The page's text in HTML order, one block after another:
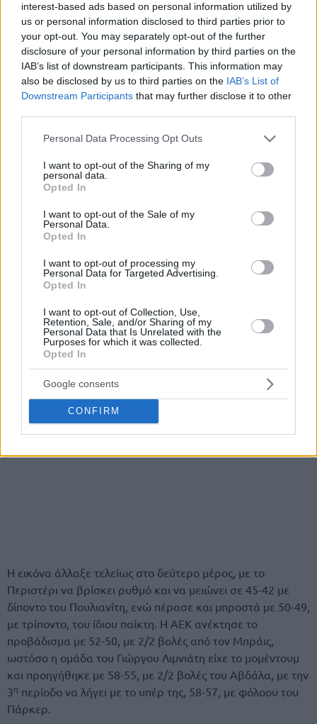
interest-based ads based on personal information utilized by
us or personal information disclosed to third parties prior to
your opt-out. You may separately opt-out of the further
disclosure of your personal information by third parties on the
IAB’s list of downstream participants. This information may
also be disclosed by us to third parties on the IAB’s List of
Downstream Participants that may further disclose it to other
Please note that this website/app uses one or more Google
not limited to your visit or usage behaviour. You may click to
grant or deny consent to Google and its third-party tags to
use your data for below specified purposes in below Google
consent section.
Personal Data Processing Opt Outs
I want to opt-out of the Sharing of my
personal data.
Opted In
I want to opt-out of the Sale of my
Personal Data.
Opted In
I want to opt-out of processing my
Personal Data for Targeted Advertising.
Opted In
I want to opt-out of Collection, Use,
Retention, Sale, and/or Sharing of my
Personal Data that Is Unrelated with the
Purposes for which it was collected.
Opted In
Google consents
CONFIRM
δίποντο του Χάρις και σε 31-23 με τρίποντο του Έντι. Η ΑΕΚ
έκανε 9-0 σερί και προηγήθηκε με +17, δηλαδή με 40-23,
έπειτα από τρίποντο του Χαμπ, ενώ ολοκλήρωσε το πρώτο
ημίχρονο με το υπέρ της, 44-31, με 1/2 βολές του Σκορδίλη.
Η εικόνα άλλαξε τελείως στο δεύτερο μέρος, με το
Περιστέρι να βρίσκει ρυθμό και να μειώνει σε 45-42 με
δίποντο του Πουλιανίτη, ενώ πέρασε και μπροστά με 50-49,
με τρίποντο, του ίδιου παίκτη. Η ΑΕΚ ανέκτησε το
προβάδισμα με 52-50, με 2/2 βολές από τον Μπράις,
ωστόσο η ομάδα του Γιώργου Λιμνιάτη είχε το μομέντουμ
και προηγήθηκε με 58-55, με 2/2 βολές του Αβδάλα, με την
3η περίοδο να λήγει με το υπέρ της, 58-57, με φόλοου του
Πάρκερ.